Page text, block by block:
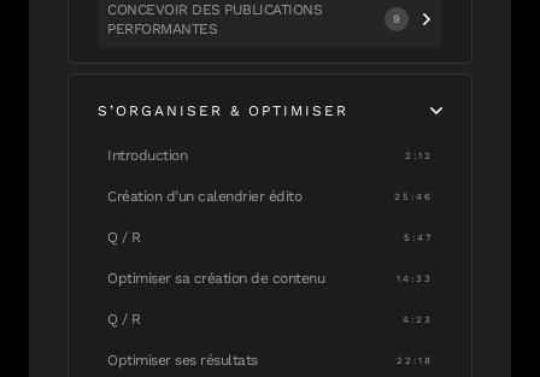
CONCEVOIR DES PUBLICATIONS
PERFORMANTES
9
S’ORGANISER & OPTIMISER
Introduction 2:12
Création d’un calendrier édito 25:46
Q / R 5:47
Optimiser sa création de contenu 14:33
Q / R 4:23
Optimiser ses résultats 22:18